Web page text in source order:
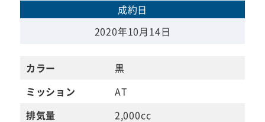
成約日
2020年10月14日
カラー
黒
ミッション
AT
排気量
2,000cc